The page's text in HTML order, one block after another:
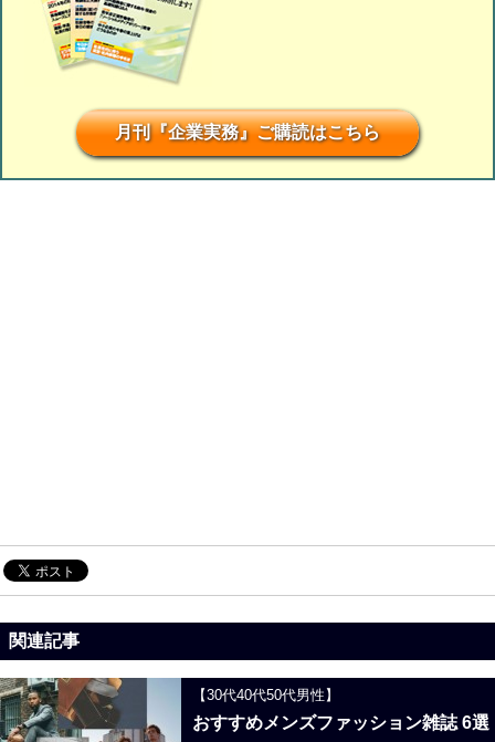
月刊『企業実務』ご購読はこちら
関連記事
【30代40代50代男性】
おすすめメンズファッション雑誌 6選